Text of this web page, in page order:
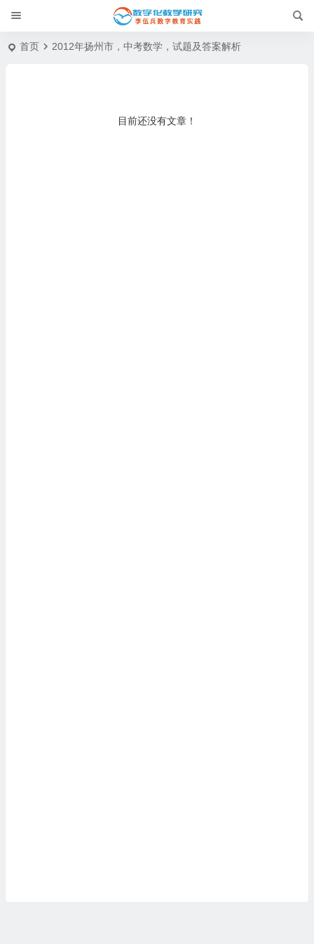
首页 2012年扬州市，中考数学，试题及答案解析
目前还没有文章！